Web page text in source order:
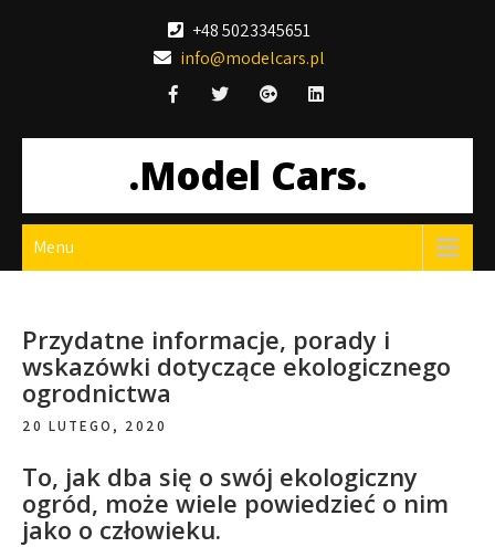
+48 5023345651
info@modelcars.pl
.Model Cars.
Menu
Przydatne informacje, porady i
wskazówki dotyczące ekologicznego
ogrodnictwa
20 LUTEGO, 2020
To, jak dba się o swój ekologiczny
ogród, może wiele powiedzieć o nim
jako o człowieku.